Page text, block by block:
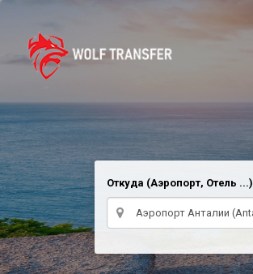
Откуда (Аэропорт, Отель ...)